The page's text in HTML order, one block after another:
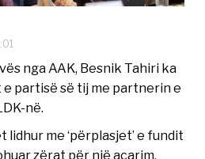
nga AAK, Besnik Tahiri ka
partisë së tij me partnerin e
në.
me ‘përplasjet’ e fundit
zërat për një acarim,